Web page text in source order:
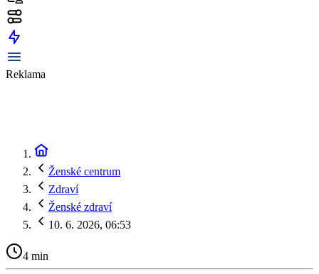
Reklama
Ženské centrum
Zdraví
Ženské zdraví
10. 6. 2026, 06:53
4 min